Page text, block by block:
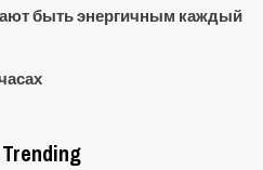
быть энергичным каждый